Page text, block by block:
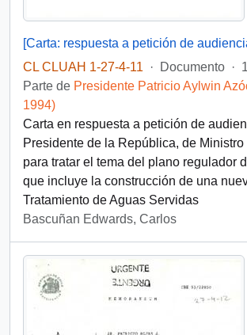
CL CLUAH 1-27-4-11
· Documento ·
Parte de Presidente Patricio Aylwin
1994)
Carta en respuesta a petición de
Presidente de la República, de Ministro
para tratar el tema del plano regulador
que incluye la construcción de una
Tratamiento de Aguas Servidas
Bascuñan Edwards, Carlos